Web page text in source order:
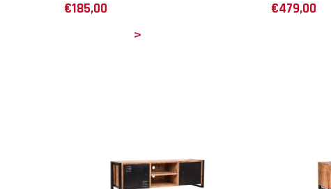
€185,00 €479,00